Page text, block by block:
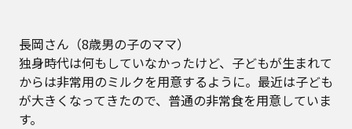
長岡さん（8歳男の子のママ）
独身時代は何もしていなかったけど、子どもが生まれて
からは非常用のミルクを用意するように。最近は子ども
が大きくなってきたので、普通の非常食を用意していま
す。